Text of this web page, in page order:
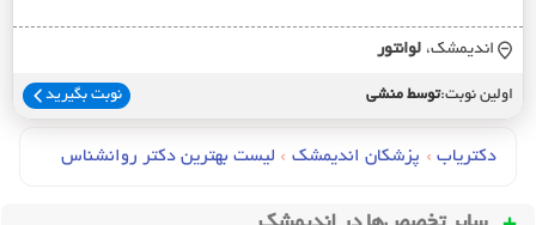
اندیمشک، لوانتور
اولین نوبت:توسط منشی نوبت بگیرید
دکتریاب › پزشکان اندیمشک › لیست بهترین دکتر روانشناس